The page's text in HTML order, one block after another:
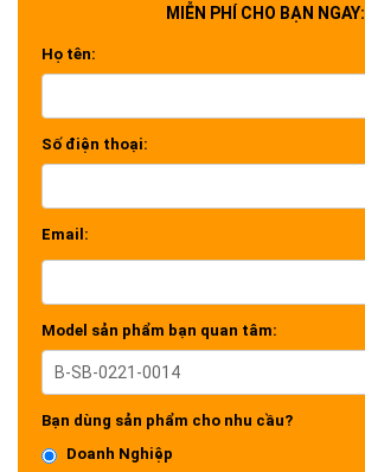
MIỄN PHÍ CHO BẠN NGAY:
Họ tên:
Số điện thoại:
Email:
Model sản phẩm bạn quan tâm:
Bạn dùng sản phẩm cho nhu cầu?
Doanh Nghiệp